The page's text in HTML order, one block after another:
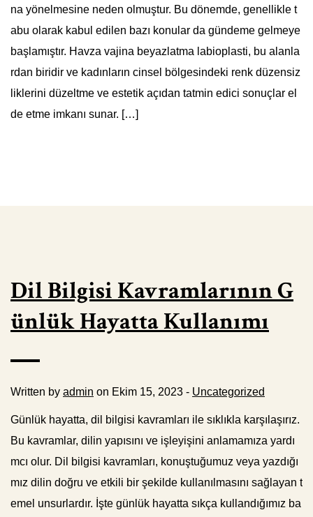
na yönelmesine neden olmuştur. Bu dönemde, genellikle t
abu olarak kabul edilen bazı konular da gündeme gelmeye
başlamıştır. Havza vajina beyazlatma labioplasti, bu alanla
rdan biridir ve kadınların cinsel bölgesindeki renk düzensiz
liklerini düzeltme ve estetik açıdan tatmin edici sonuçlar el
de etme imkanı sunar. […]
Dil Bilgisi Kavramlarının G
ünlük Hayatta Kullanımı
Written by admin on Ekim 15, 2023 - Uncategorized
Günlük hayatta, dil bilgisi kavramları ile sıklıkla karşılaşırız.
Bu kavramlar, dilin yapısını ve işleyişini anlamamıza yardı
mcı olur. Dil bilgisi kavramları, konuştuğumuz veya yazdığı
mız dilin doğru ve etkili bir şekilde kullanılmasını sağlayan t
emel unsurlardır. İşte günlük hayatta sıkça kullandığımız ba